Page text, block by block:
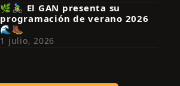
🌿🚴‍♂️ El GAN presenta su
programación de verano 2026
🌊🥾
1 julio, 2026